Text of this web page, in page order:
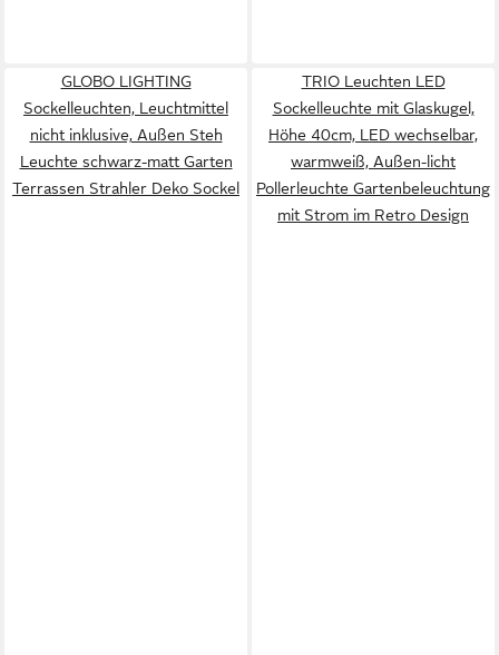
GLOBO LIGHTING
Sockelleuchten, Leuchtmittel
nicht inklusive, Außen Steh
Leuchte schwarz-matt Garten
Terrassen Strahler Deko Sockel
TRIO Leuchten LED
Sockelleuchte mit Glaskugel,
Höhe 40cm, LED wechselbar,
warmweiß, Außen-licht
Pollerleuchte Gartenbeleuchtung
mit Strom im Retro Design